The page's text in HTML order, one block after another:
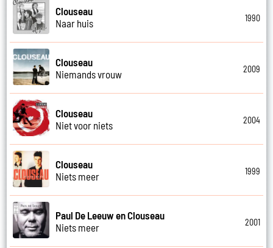
Clouseau
Naar huis
1990
Clouseau
Niemands vrouw
2009
Clouseau
Niet voor niets
2004
Clouseau
Niets meer
1999
Paul De Leeuw en Clouseau
Niets meer
2001